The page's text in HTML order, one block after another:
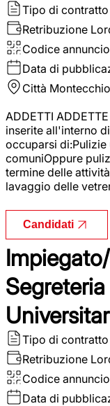
Tipo di contratto
Retribuzione
Codice annuncio
Data di
Città
ADDETTI
inserite all'interno
occuparsi
comuniOppure
termine delle
lavaggio delle
Candidati
Tipo di contratto
Retribuzione
Codice annuncio
Data di